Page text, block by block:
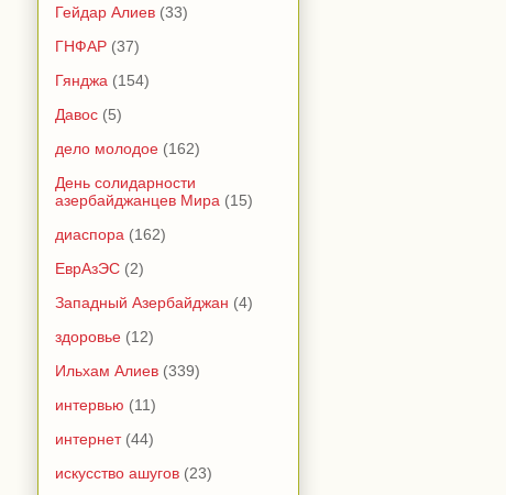
Гейдар Алиев (33)
ГНФАР (37)
Гянджа (154)
Давос (5)
дело молодое (162)
День солидарности
азербайджанцев Мира (15)
диаспора (162)
ЕврАзЭС (2)
Западный Азербайджан (4)
здоровье (12)
Ильхам Алиев (339)
интервью (11)
интернет (44)
искусство ашугов (23)